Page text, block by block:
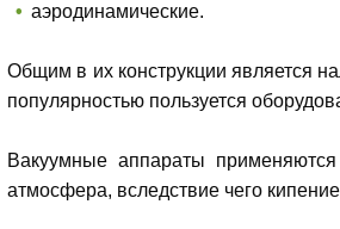
аэродинамические.
Общим в их конструкции является
популярностью пользуется
Вакуумные аппараты
атмосфера, вследствие чего